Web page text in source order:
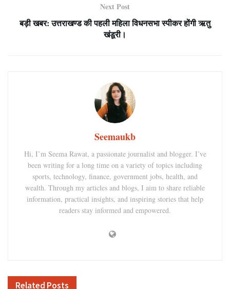
Next Post
बड़ी खबर: उत्तराखण्ड की पहली महिला विधनसभा स्पीकर होंगी ऋतु
खंडूरी।
Seemaukb
Hi, I’m Seema Rawat, a passionate journalist and blogger. I’ve
been writing for a long time on a variety of topics including
sports, technology, finance, government jobs, health, and
wealth. Through my articles and blogs, I aim to share reliable
information, practical insights, and inspiring stories that help
readers stay informed and empowered.
Related Posts